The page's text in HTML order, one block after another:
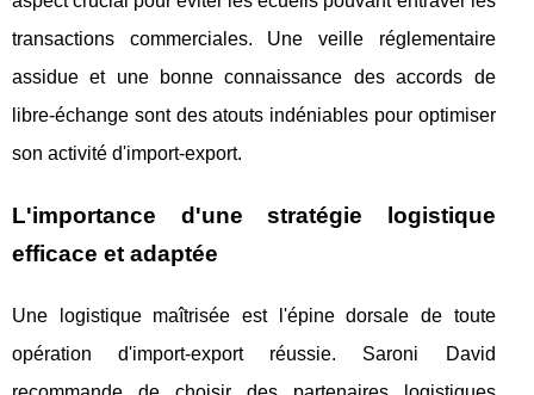
transactions commerciales. Une veille réglementaire
assidue et une bonne connaissance des accords de
libre-échange sont des atouts indéniables pour optimiser
son activité d'import-export.
L'importance d'une stratégie logistique
efficace et adaptée
Une logistique maîtrisée est l'épine dorsale de toute
opération d'import-export réussie. Saroni David